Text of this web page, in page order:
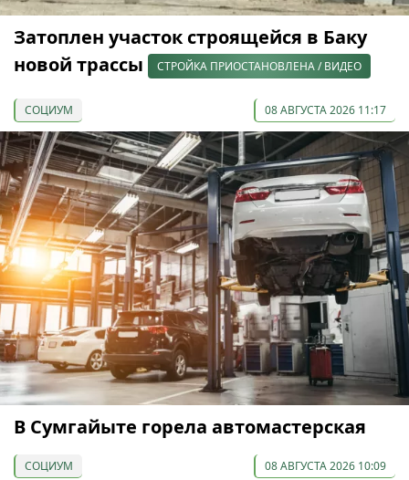
Затоплен участок строящейся в Баку
новой трассы
СТРОЙКА ПРИОСТАНОВЛЕНА / ВИДЕО
СОЦИУМ 08 АВГУСТА 2026 11:17
В Сумгайыте горела автомастерская
СОЦИУМ 08 АВГУСТА 2026 10:09